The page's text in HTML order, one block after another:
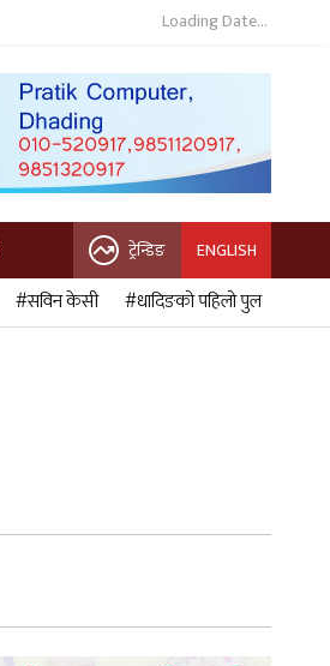
Loading Date...
ट्रेन्डिङ ENGLISH
#सविन केसी #धादिङको पहिलो पुल